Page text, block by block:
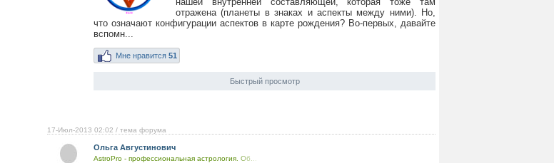
отражена (планеты в знаках и аспекты между ними). Но,
что означают конфигурации аспектов в карте рождения? Во-первых, давайте
вспомн...
Мне нравится 51
Быстрый просмотр
17-Июл-2013 02:02 / тема форума
Ольга Августинович
AstroPro - профессиональная астрология. Об...